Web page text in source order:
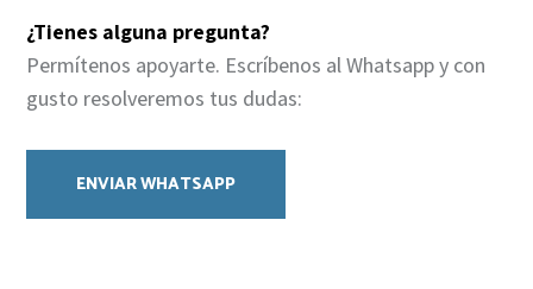
¿Tienes alguna pregunta?
Permítenos apoyarte. Escríbenos al Whatsapp y con
gusto resolveremos tus dudas:
ENVIAR WHATSAPP